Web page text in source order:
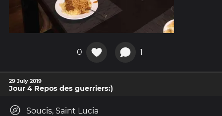
0 1
29 July 2019
Jour 4 Repos des guerriers:)
Soucis, Saint Lucia